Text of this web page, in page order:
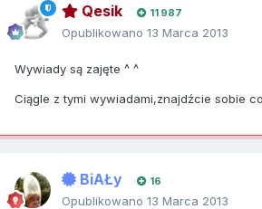
Qesik 11 987
Opublikowano 13 Marca 2013
Wywiady są zajęte ^ ^
Ciągle z tymi wywiadami,znajdźcie sobie
BiAŁy 16
Opublikowano 13 Marca 2013